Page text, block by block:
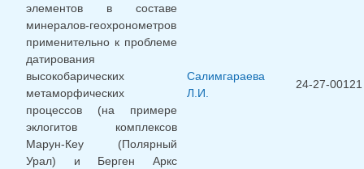
элементов в составе
минералов-геохронометров
применительно к проблеме
датирования
высокобарических
метаморфических
процессов (на примере
эклогитов комплексов
Марун-Кеу (Полярный
Урал) и Берген Аркс
Салимгараева
Л.И.
24-27-00121